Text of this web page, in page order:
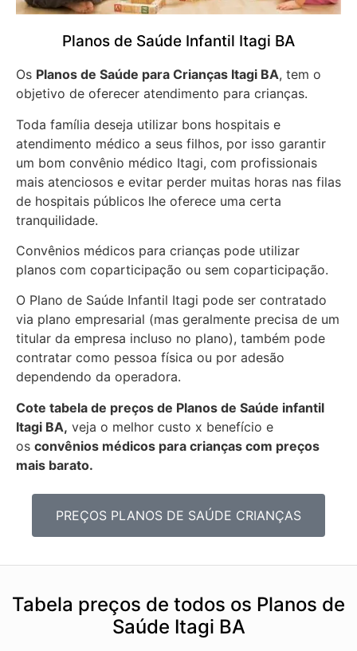
Planos de Saúde Infantil Itagi BA
Os Planos de Saúde para Crianças Itagi BA, tem o
objetivo de oferecer atendimento para crianças.
Toda família deseja utilizar bons hospitais e
atendimento médico a seus filhos, por isso garantir
um bom convênio médico Itagi, com profissionais
mais atenciosos e evitar perder muitas horas nas filas
de hospitais públicos lhe oferece uma certa
tranquilidade.
Convênios médicos para crianças pode utilizar
planos com coparticipação ou sem coparticipação.
O Plano de Saúde Infantil Itagi pode ser contratado
via plano empresarial (mas geralmente precisa de um
titular da empresa incluso no plano), também pode
contratar como pessoa física ou por adesão
dependendo da operadora.
Cote tabela de preços de Planos de Saúde infantil
Itagi BA, veja o melhor custo x benefício e
os convênios médicos para crianças com preços
mais barato.
PREÇOS PLANOS DE SAÚDE CRIANÇAS
Tabela preços de todos os Planos de
Saúde Itagi BA